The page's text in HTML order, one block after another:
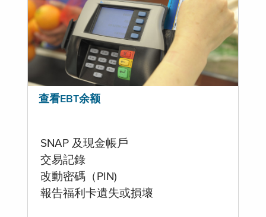
查看EBT余额
SNAP 及現金帳戶
交易記錄
改動密碼（PIN)
報告福利卡遺失或損壞